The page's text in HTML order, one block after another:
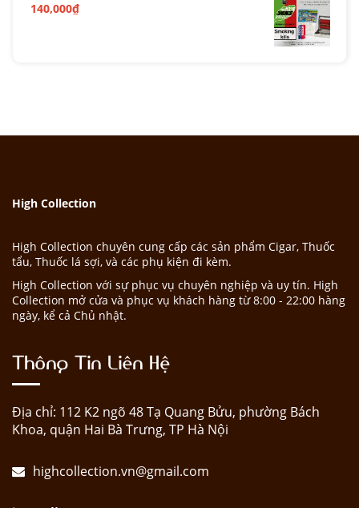
140,000₫
High Collection
High Collection chuyên cung cấp các sản phẩm Cigar, Thuốc
tẩu, Thuốc lá sợi, và các phụ kiện đi kèm.
High Collection với sự phục vụ chuyên nghiệp và uy tín. High
Collection mở cửa và phục vụ khách hàng từ 8:00 - 22:00 hàng
ngày, kể cả Chủ nhật.
Thông Tin Liên Hệ
Địa chỉ: 112 K2 ngõ 48 Tạ Quang Bửu, phường Bách
Khoa, quận Hai Bà Trưng, TP Hà Nội
highcollection.vn@gmail.com